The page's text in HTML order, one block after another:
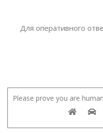
Для оперативного
Please prove you are